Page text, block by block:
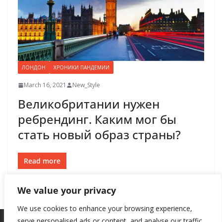
We value your privacy
We use cookies to enhance your browsing experience,
ЛОНДОН ХРОНИКИ ПАНДЕМИИ
March 16, 2021 New_Style
Великобритании нужен
ребрендинг. Каким мог бы
стать новый образ страны?
Read more